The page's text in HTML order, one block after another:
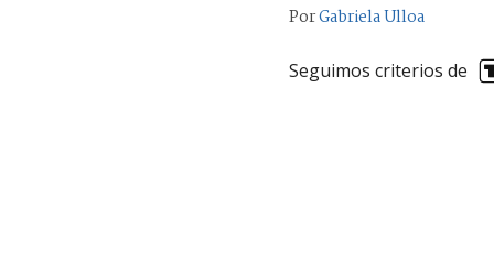
PorGabriela Ulloa
Seguimos criterios de